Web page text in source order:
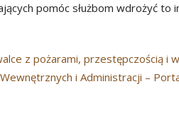
pomóc służbom wdrożyć to
z pożarami, przestępczością i
i Administracji –